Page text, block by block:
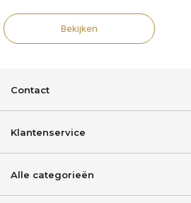
Bekijken
Contact
Klantenservice
Alle categorieën